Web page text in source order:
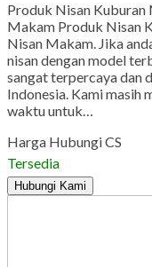
Produk Nisan Kuburan
Makam Produk Nisan
Nisan Makam. Jika
nisan dengan model
sangat terpercaya dan
Indonesia. Kami masih
waktu untuk…
Harga Hubungi CS
Tersedia
Hubungi Kami